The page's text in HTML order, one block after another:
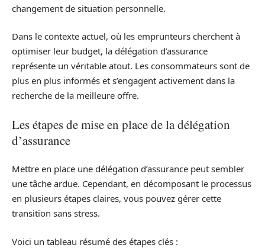
changement de situation personnelle.
Dans le contexte actuel, où les emprunteurs cherchent à
optimiser leur budget, la délégation d’assurance
représente un véritable atout. Les consommateurs sont de
plus en plus informés et s’engagent activement dans la
recherche de la meilleure offre.
Les étapes de mise en place de la délégation
d’assurance
Mettre en place une délégation d’assurance peut sembler
une tâche ardue. Cependant, en décomposant le processus
en plusieurs étapes claires, vous pouvez gérer cette
transition sans stress.
Voici un tableau résumé des étapes clés :